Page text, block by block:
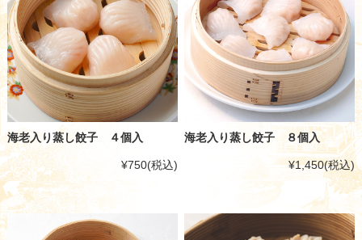
海老入り蒸し餃子 ４個入
¥750(税込)
海老入り蒸し餃子 ８個入
¥1,450(税込)